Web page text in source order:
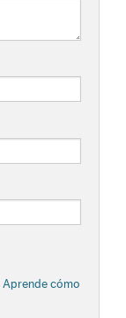
Aprende cómo